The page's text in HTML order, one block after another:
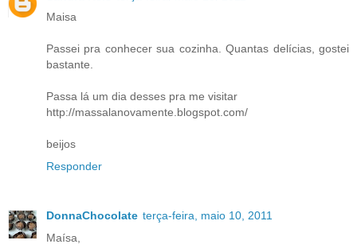
Maisa
Passei pra conhecer sua cozinha. Quantas delícias, gostei
bastante.
Passa lá um dia desses pra me visitar
http://massalanovamente.blogspot.com/
beijos
Responder
DonnaChocolate terça-feira, maio 10, 2011
Maísa,